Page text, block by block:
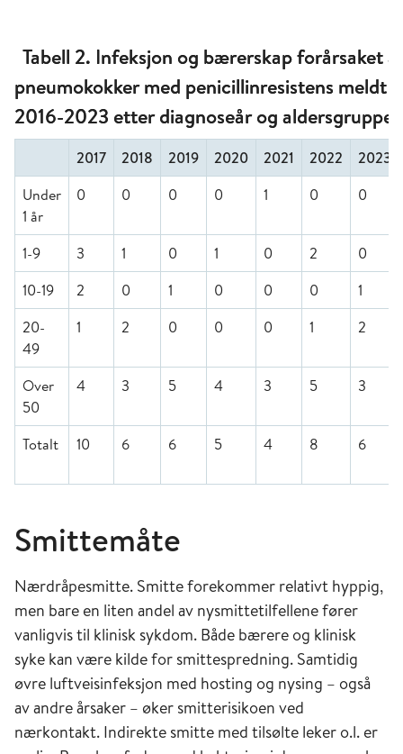
Tabell 2. Infeksjon og bærerskap forårsaket
pneumokokker med penicillinresistens meldt
2016-2023 etter diagnoseår og aldersgruppe
2017 2018 2019 2020 2021 2022
2023
Under
1 år
0 0 0 0 1 0 0
1-9 3 1 0 1 0 2
0
10-19
2 0 1 0 0 0
1
20-
49
1 2 0 0 0 1 2
Over
50
4 3 5 4 3 5 3
Totalt 10 6 6 5 4 8 6
Smittemåte
Nærdråpesmitte. Smitte forekommer relativt hyppig,
men bare en liten andel av nysmittetilfellene fører
vanligvis til klinisk sykdom. Både bærere og klinisk
syke kan være kilde for smittespredning. Samtidig
øvre luftveisinfeksjon med hosting og nysing – også
av andre årsaker – øker smitterisikoen ved
nærkontakt. Indirekte smitte med tilsølte leker o.l. er